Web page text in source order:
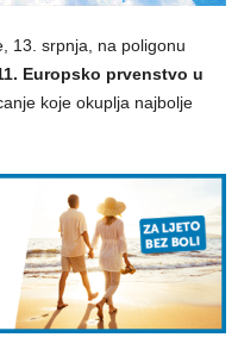
13. srpnja, na poligonu
Europsko prvenstvo u
koje okuplja najbolje